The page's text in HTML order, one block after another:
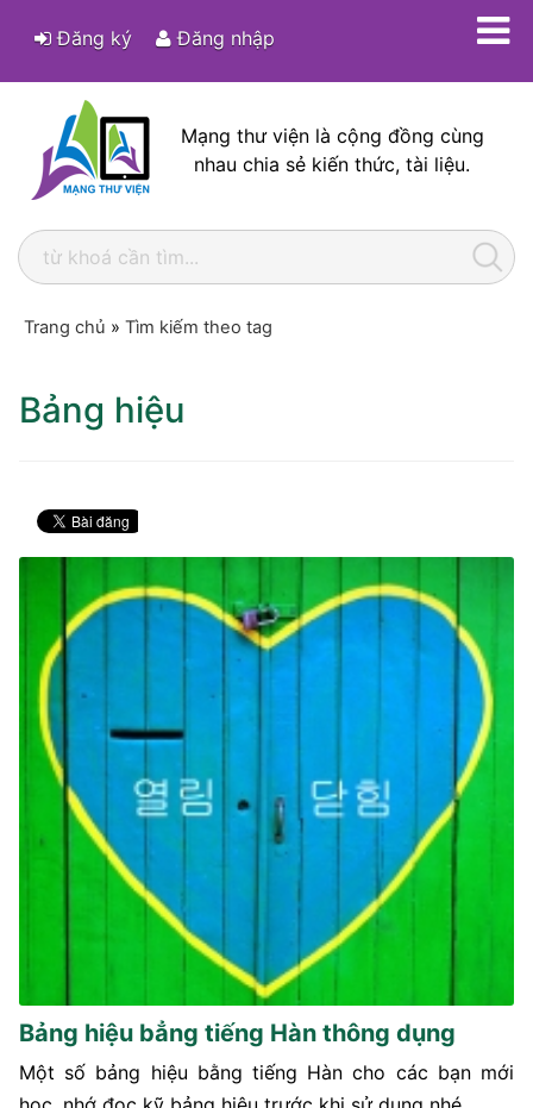
Đăng ký Đăng nhập
Mạng thư viện là cộng đồng cùng
nhau chia sẻ kiến thức, tài liệu.
Trang chủ » Tìm kiếm theo tag
Bảng hiệu
Bảng hiệu bẳng tiếng Hàn thông dụng
Một số bảng hiệu bằng tiếng Hàn cho các bạn mới